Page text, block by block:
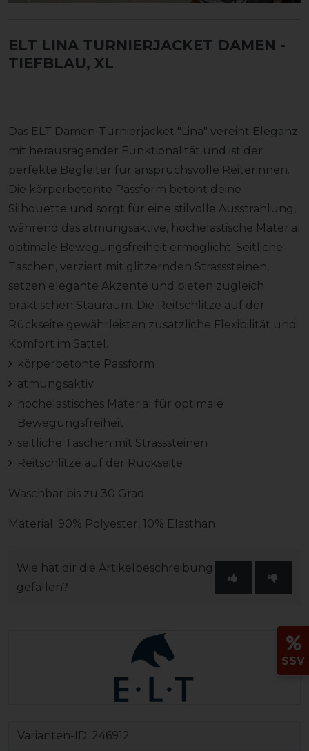
ELT LINA TURNIERJACKET DAMEN -
TIEFBLAU, XL
Das ELT Damen-Turnierjacket "Lina" vereint Eleganz
mit herausragender Funktionalität und ist der
perfekte Begleiter für anspruchsvolle Reiterinnen.
Die körperbetonte Passform betont deine
Silhouette und sorgt für eine stilvolle Ausstrahlung,
während das atmungsaktive, hochelastische Material
optimale Bewegungsfreiheit ermöglicht. Seitliche
Taschen, verziert mit glitzernden Strasssteinen,
setzen elegante Akzente und bieten zugleich
praktischen Stauraum. Die Reitschlitze auf der
Rückseite gewährleisten zusätzliche Flexibilität und
Komfort im Sattel.
körperbetonte Passform
atmungsaktiv
hochelastisches Material für optimale
Bewegungsfreiheit
seitliche Taschen mit Strasssteinen
Reitschlitze auf der Rückseite
Waschbar bis zu 30 Grad.
Material: 90% Polyester, 10% Elasthan
Wie hat dir die Artikelbeschreibung
gefallen?
Varianten-ID: 246912
SSV